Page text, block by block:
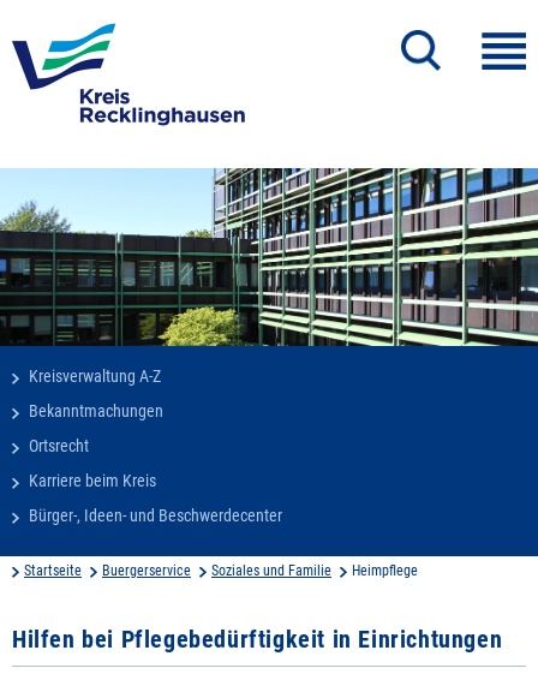
Kreisverwaltung A-Z
Bekanntmachungen
Ortsrecht
Karriere beim Kreis
Bürger-, Ideen- und Beschwerdecenter
Startseite Buergerservice Soziales und Familie Heimpflege
Hilfen bei Pflegebedürftigkeit in Einrichtungen